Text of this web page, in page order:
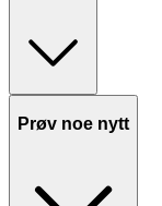
Prøv noe nytt